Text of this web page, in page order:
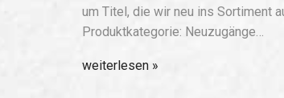
um Titel, die wir neu ins Sortiment
Produktkategorie: Neuzugänge…
weiterlesen